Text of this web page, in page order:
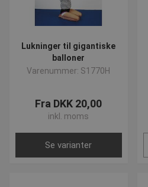
Lukninger til gigantiske
balloner
Varenummer: S1770H
Fra DKK 20,00
inkl. moms
Se varianter